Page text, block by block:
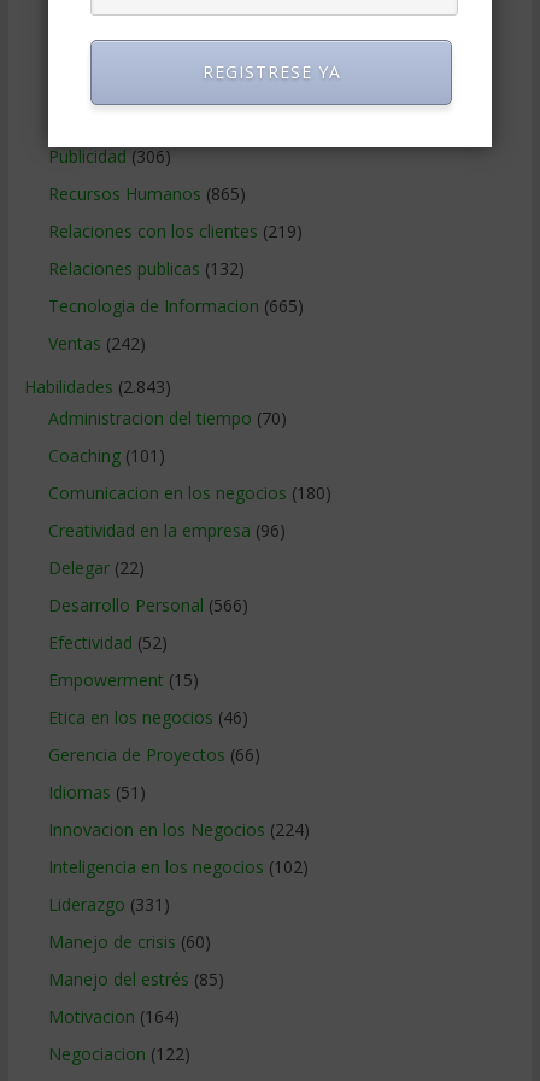
Negocios Internacionales(2.257)
(1.405)
Publicidad (306)
Recursos Humanos (865)
Relaciones con los clientes (219)
Relaciones publicas (132)
Tecnologia de Informacion (665)
Ventas (242)
Habilidades (2.843)
Administracion del tiempo (70)
Coaching(101)
Comunicacion en los negocios (180)
Creatividad en la empresa (96)
Delegar(22)
Desarrollo Personal (566)
Efectividad (52)
Empowerment (15)
Etica en los negocios (46)
Gerencia de Proyectos (66)
Idiomas (51)
Innovacion en los Negocios (224)
Inteligencia en los negocios (102)
Liderazgo (331)
Manejo de crisis (60)
Manejo del estrés (85)
Motivacion (164)
Negociacion (122)
REGISTRESE YA